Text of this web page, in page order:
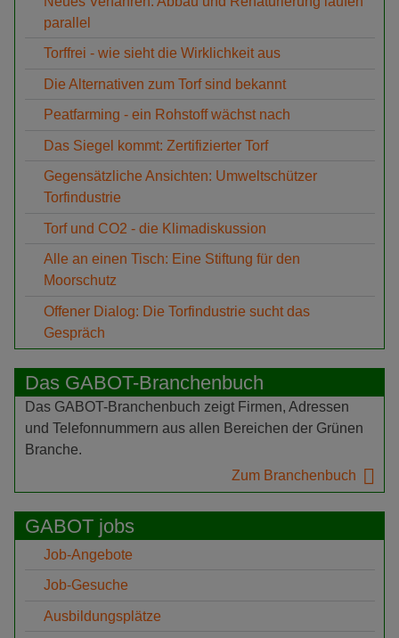
parallel
Torffrei - wie sieht die Wirklichkeit aus
Die Alternativen zum Torf sind bekannt
Peatfarming - ein Rohstoff wächst nach
Das Siegel kommt: Zertifizierter Torf
Gegensätzliche Ansichten: Umweltschützer
Torfindustrie
Torf und CO2 - die Klimadiskussion
Alle an einen Tisch: Eine Stiftung für den
Moorschutz
Offener Dialog: Die Torfindustrie sucht das
Gespräch
Das GABOT-Branchenbuch
Das GABOT-Branchenbuch zeigt Firmen, Adressen
und Telefonnummern aus allen Bereichen der Grünen
Branche.
Zum Branchenbuch
GABOT jobs
Job-Angebote
Job-Gesuche
Ausbildungsplätze